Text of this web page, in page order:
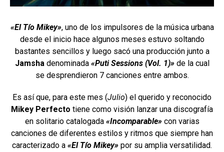
«El Tío Mikey», uno de los impulsores de la música urbana
desde el inicio hace algunos meses estuvo soltando
bastantes sencillos y luego sacó una producción junto a
Jamsha denominada «Puti Sessions (Vol. 1)»de la cual
se desprendieron 7 canciones entre ambos.
Es así que, para este mes (Julio) el querido y reconocido
Mikey Perfecto tiene como visión lanzar una discografía
en solitario catalogada «Incomparable»con varias
canciones de diferentes estilos y ritmos que siempre han
caracterizado a «El Tío Mikey» por su amplia versatilidad.